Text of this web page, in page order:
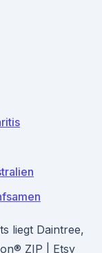
liegt Daintree,
ZIP | Etsy